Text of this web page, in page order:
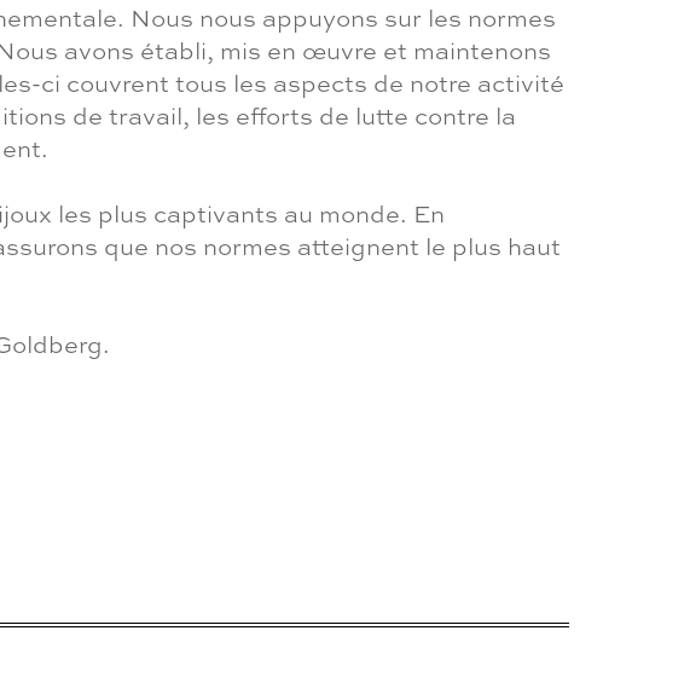
Nous nous appuyons sur les normes
avons établi, mis en œuvre et maintenons
ci couvrent tous les aspects de notre activité
de travail, les efforts de lutte contre la
les plus captivants au monde. En
que nos normes atteignent le plus haut